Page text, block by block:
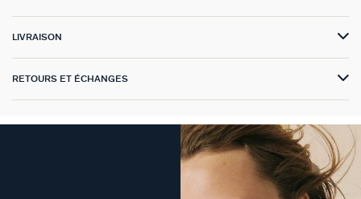
GÉNÉRATION AGATHA
SUR LA PEAU
LIVRAISON
RETOURS ET ÉCHANGES